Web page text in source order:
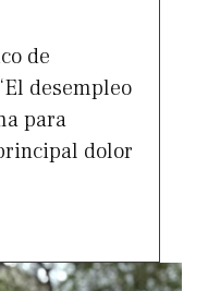
de
desempleo
para
dolor